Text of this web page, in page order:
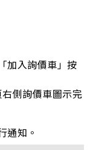
加入詢價車」按
側詢價車圖示完
通知。